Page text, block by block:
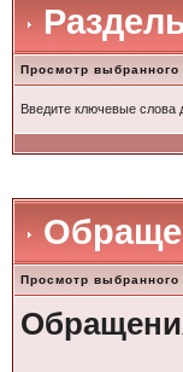
Просмотр выбранного
Введите ключевые слова
Просмотр выбранного